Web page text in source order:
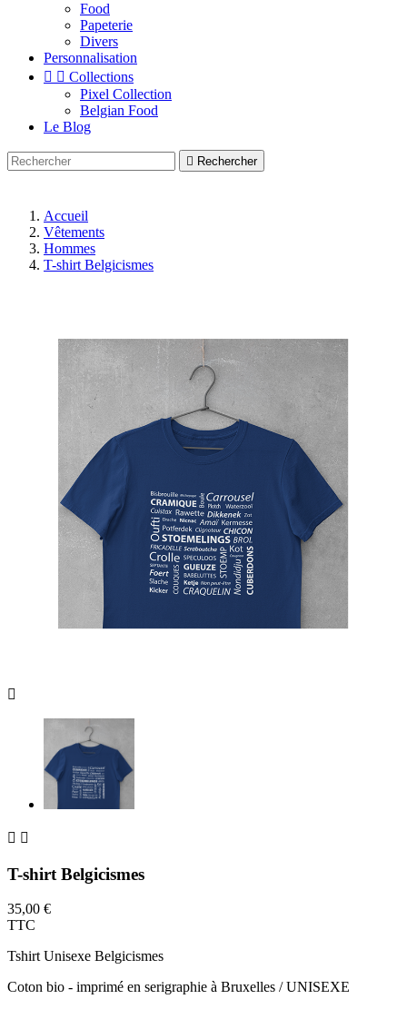
Food
Papeterie
Divers
Personnalisation
  Collections
Pixel Collection
Belgian Food
Le Blog
 Rechercher
Accueil
Vêtements
Hommes
T-shirt Belgicismes

 
T-shirt Belgicismes
35,00 €
TTC
Tshirt Unisexe Belgicismes
Coton bio - imprimé en serigraphie à Bruxelles / UNISEXE